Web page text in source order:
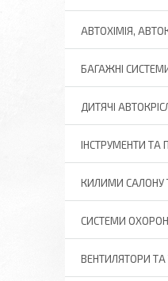
АВТОХІМІЯ,
БАГАЖНІ
ДИТЯЧІ
ІНСТРУМЕНТИ ТА
КИЛИМИ САЛОНУ
СИСТЕМИ
ВЕНТИЛЯТОРИ